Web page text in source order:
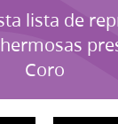
lista de
Coro